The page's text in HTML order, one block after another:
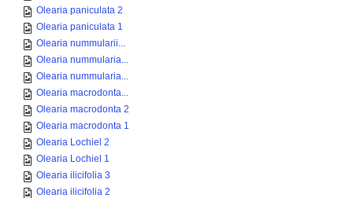
Olearia paniculata 2
Olearia paniculata 1
Olearia nummularii...
Olearia nummularia...
Olearia nummularia...
Olearia macrodonta...
Olearia macrodonta 2
Olearia macrodonta 1
Olearia Lochiel 2
Olearia Lochiel 1
Olearia ilicifolia 3
Olearia ilicifolia 2